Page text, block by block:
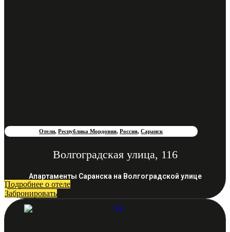
Отели,Республика Мордовия,Россия,Саранск
Волгоградская улица, 116
Апартаменты Саранска на Волгоградской улице
Подробнее о отеле
Забронировать